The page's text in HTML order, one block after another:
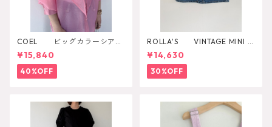
COEL ビッグカラーシアー
シャツ
¥15,840
40%OFF
ROLLA'S VINTAGE MINI D
AZZLER
¥14,630
30%OFF